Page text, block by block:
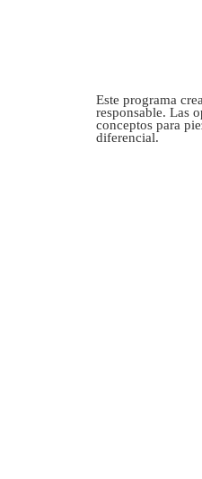
Este programa
responsable. Las
conceptos para
diferencial.